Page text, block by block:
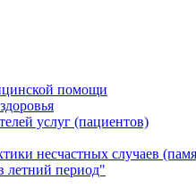
помощи
услуг (пациентов)
несчастных случаев
летний период"